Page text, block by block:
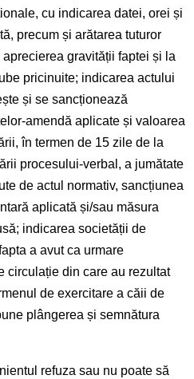
cu indicarea datei, orei și
precum și arătarea tuturor
gravității faptei și la
pricinuite; indicarea actului
și se sancționează
amendă aplicate și valoarea
în termen de 15 zile de la
procesului-verbal, a jumătate
de actul normativ, sancțiunea
aplicată și/sau măsura
indicarea societății de
a avut ca urmare
circulație din care au rezultat
de exercitare a căii de
plângerea și semnătura
refuza sau nu poate să